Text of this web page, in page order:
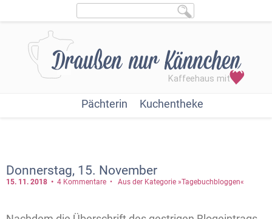
Pächterin Kuchentheke
Donnerstag, 15. November
15. 11. 2018 4 Kommentare Aus der Kategorie »Tagebuchbloggen«